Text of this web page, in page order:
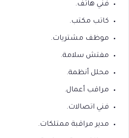
فني هاتف.
كاتب مكتب.
موظف مشتريات.
مفتش سلامة.
محلل أنظمة.
مراقب أعمال.
فني اتصالات.
مدير مراقبة ممتلكات.